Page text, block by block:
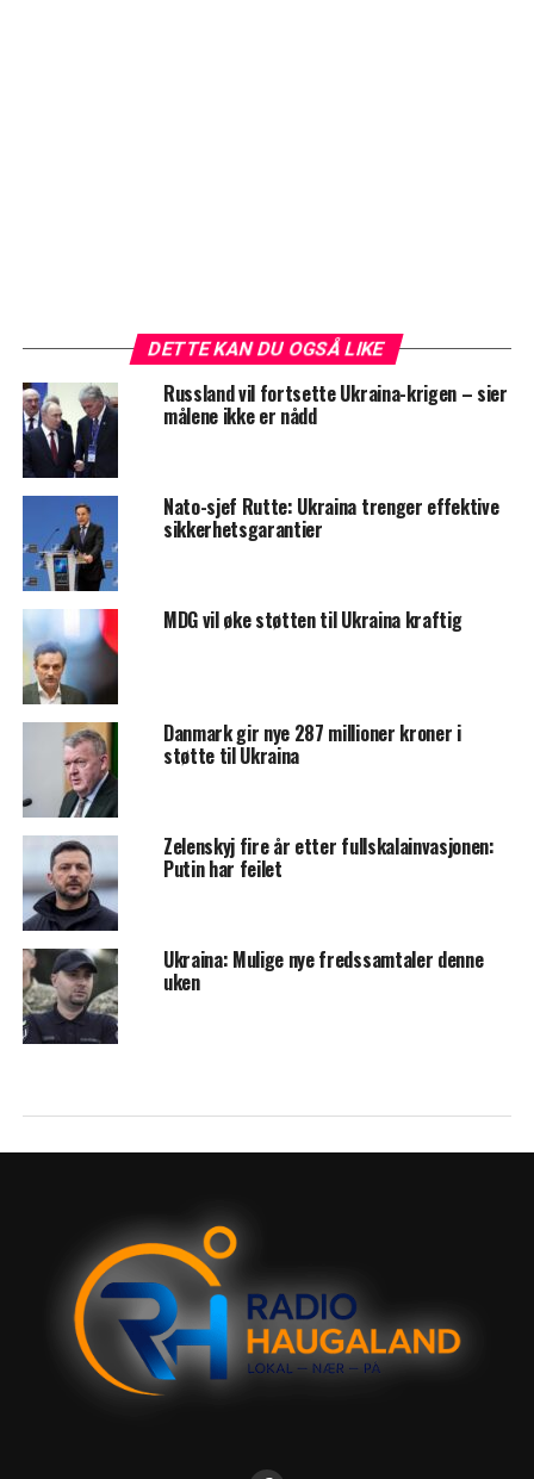
DETTE KAN DU OGSÅ LIKE
Russland vil fortsette Ukraina-krigen – sier
målene ikke er nådd
Nato-sjef Rutte: Ukraina trenger effektive
sikkerhetsgarantier
MDG vil øke støtten til Ukraina kraftig
Danmark gir nye 287 millioner kroner i
støtte til Ukraina
Zelenskyj fire år etter fullskalainvasjonen:
Putin har feilet
Ukraina: Mulige nye fredssamtaler denne
uken